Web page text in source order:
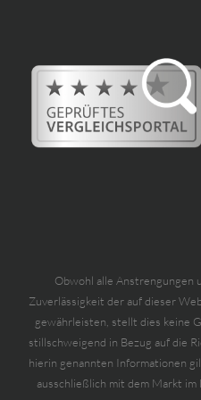
Obwohl alle Anstrengungen
Zuverlässigkeit der auf dieser
gewährleisten, stellt dies keine
stillschweigend in Bezug auf die
hierin genannten Informationen
ausschließlich mit dem Markt